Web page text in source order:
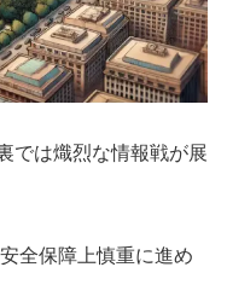
では熾烈な情報戦が展
全保障上慎重に進め